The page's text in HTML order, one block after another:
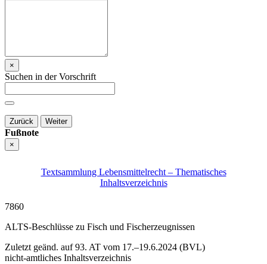
×
Suchen in der Vorschrift
Zurück Weiter
Fußnote
×
Textsammlung Lebensmittelrecht – Thematisches
Inhaltsverzeichnis
7860
ALTS-Beschlüsse zu Fisch und Fischerzeugnissen
Zuletzt geänd. auf 93. AT vom 17.–19.6.2024 (BVL)
nicht-amtliches Inhaltsverzeichnis